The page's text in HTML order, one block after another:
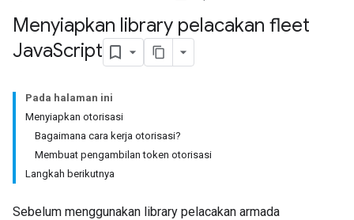
Menyiapkan library pelacakan fleet
JavaScript
Pada halaman ini
Menyiapkan otorisasi
Bagaimana cara kerja otorisasi?
Membuat pengambilan token otorisasi
Langkah berikutnya
Sebelum menggunakan library pelacakan armada